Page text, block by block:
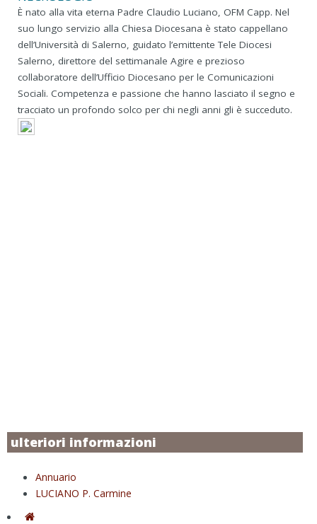
È nato alla vita eterna Padre Claudio Luciano, OFM Capp. Nel
suo lungo servizio alla Chiesa Diocesana è stato cappellano
dell’Università di Salerno, guidato l’emittente Tele Diocesi
Salerno, direttore del settimanale Agire e prezioso
collaboratore dell’Ufficio Diocesano per le Comunicazioni
Sociali. Competenza e passione che hanno lasciato il segno e
tracciato un profondo solco per chi negli anni gli è succeduto.
ulteriori informazioni
Annuario
LUCIANO P. Carmine